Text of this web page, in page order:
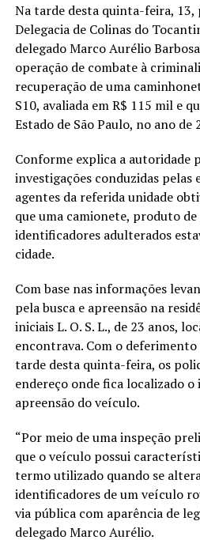
Na tarde desta quinta-feira, 13,
Delegacia de Colinas do
delegado Marco Aurélio
operação de combate à
recuperação de uma
S10, avaliada em R$ 115 mil e
Estado de São Paulo, no ano de
Conforme explica a autoridade
investigações conduzidas pelas
agentes da referida unidade
que uma camionete, produto
identificadores adulterados
cidade.
Com base nas informações
pela busca e apreensão na
iniciais L. O. S. L., de 23 anos,
encontrava. Com o
tarde desta quinta-feira, os
endereço onde fica localizado
apreensão do veículo.
“Por meio de uma inspeção
que o veículo possui
termo utilizado quando se
identificadores de um veículo
via pública com aparência de
delegado Marco Aurélio.